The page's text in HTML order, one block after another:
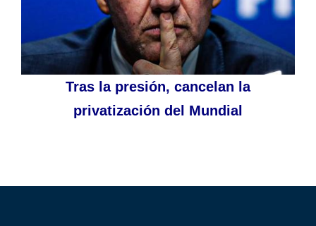
Tras la presión, cancelan la
privatización del Mundial